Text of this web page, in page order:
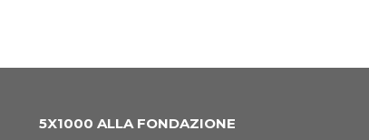
5X1000 ALLA FONDAZIONE